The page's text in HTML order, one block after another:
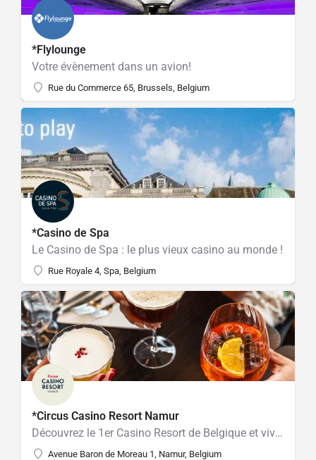
*Flylounge
Votre évènement dans un avion!
Rue du Commerce 65, Brussels, Belgium
*Casino de Spa
Le Casino de Spa : le plus vieux casino au monde !
Rue Royale 4, Spa, Belgium
*Circus Casino Resort Namur
Découvrez le 1er Casino Resort de Belgique et vivez une expérience unique
Avenue Baron de Moreau 1, Namur, Belgium